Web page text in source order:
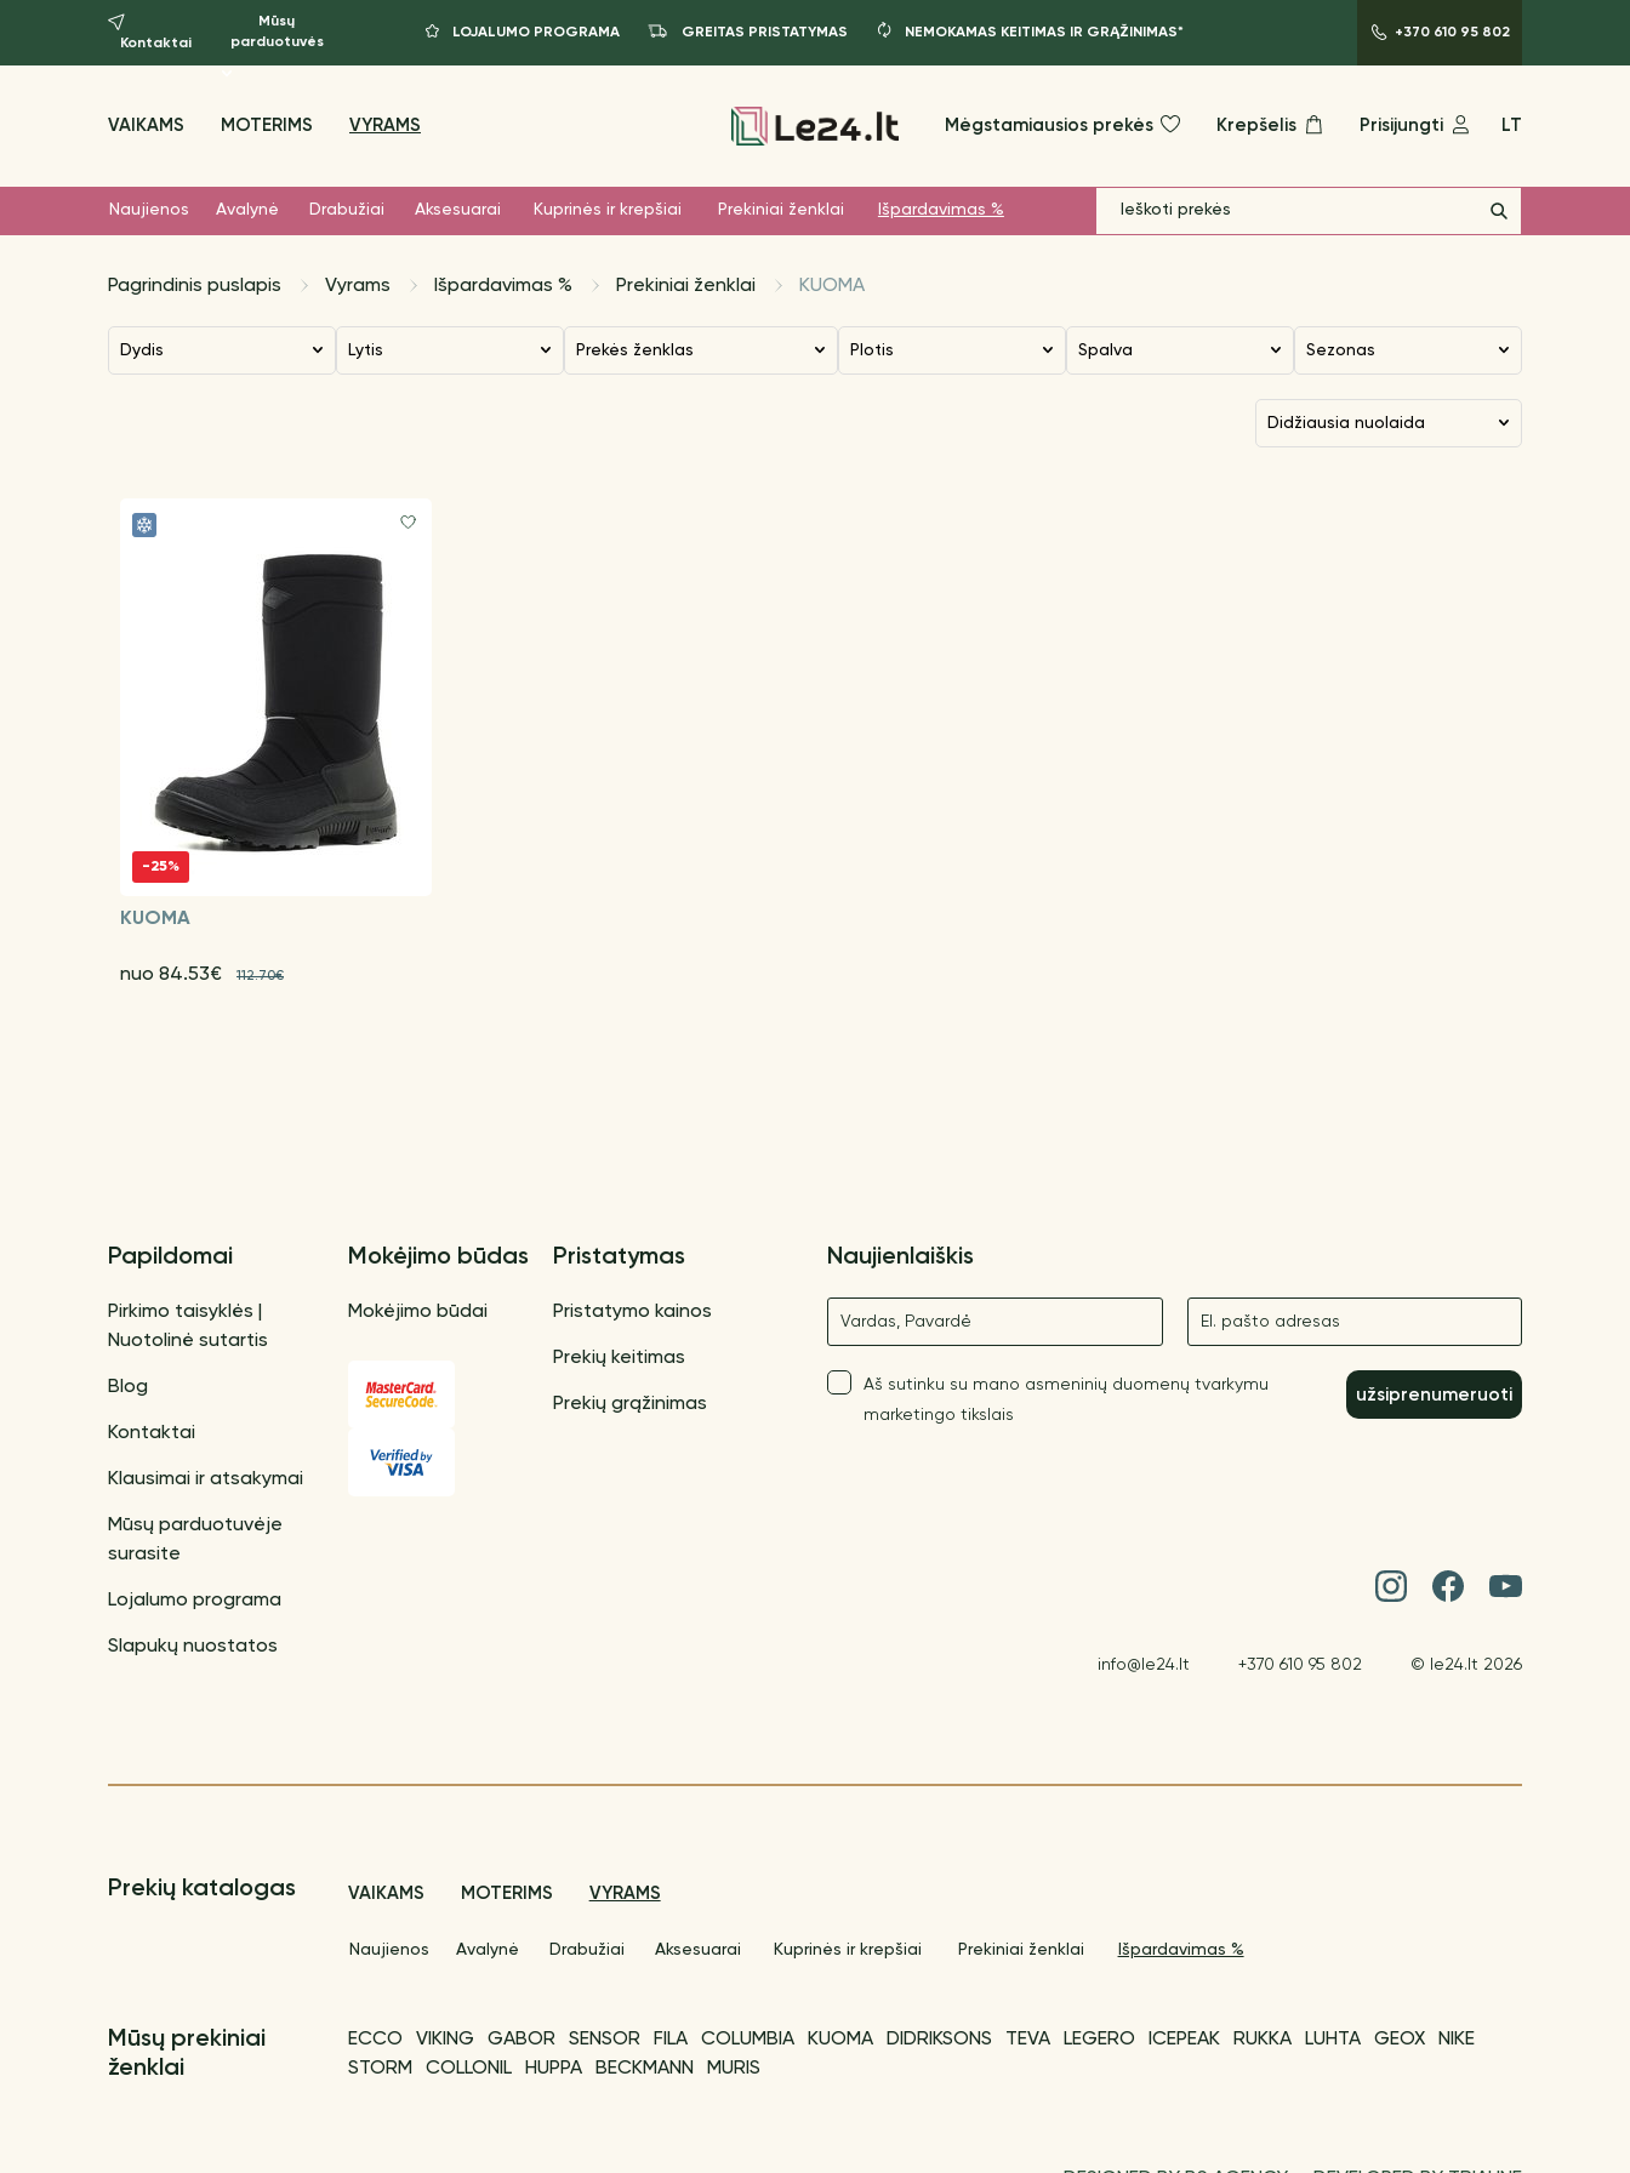
Kontaktai
Mūsų
parduotuvės
LOJALUMO PROGRAMA GREITAS PRISTATYMAS NEMOKAMAS KEITIMAS IR GRĄŽINIMAS* +370 610 95 802
VAIKAMS MOTERIMS VYRAMS Mėgstamiausios prekės Krepšelis Prisijungti LT
Naujienos Avalynė Drabužiai Aksesuarai Kuprinės ir krepšiai Prekiniai ženklai Išpardavimas %
Pagrindinis puslapis Vyrams Išpardavimas % Prekiniai ženklai KUOMA
Dydis Lytis Prekės ženklas Plotis Spalva Sezonas
didžiausia nuolaida
-25%
KUOMA
nuo 84.53€ 112.70€
Papildomai
Pirkimo taisyklės |
Nuotolinė sutartis
Blog
Kontaktai
Klausimai ir atsakymai
Mūsų parduotuvėje
surasite
Lojalumo programa
Slapukų nuostatos
Mokėjimo būdas
Mokėjimo būdai
Pristatymas
Pristatymo kainos
Prekių keitimas
Prekių grąžinimas
Naujienlaiškis
Vardas El. paštas
Aš sutinku su mano asmeninių duomenų tvarkymu
marketingo tikslais
užsiprenumeruoti
info@le24.lt +370 610 95 802 © le24.lt 2026
Prekių katalogas VAIKAMS MOTERIMS VYRAMS
Naujienos Avalynė Drabužiai Aksesuarai Kuprinės ir krepšiai Prekiniai ženklai Išpardavimas %
Mūsų prekiniai
ženklai
ECCO VIKING GABOR SENSOR FILA COLUMBIA KUOMA DIDRIKSONS TEVA LEGERO ICEPEAK RUKKA LUHTA GEOX
NIKE
STORM
COLLONIL HUPPA BECKMANN MURIS